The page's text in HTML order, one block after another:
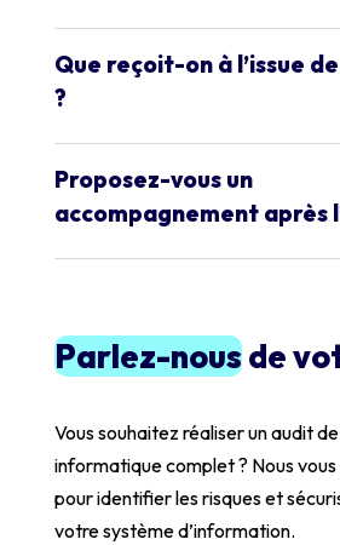
Que reçoit-on à l’issue
?
Proposez-vous un
accompagnement après
Parlez-nousde
Vous souhaitez réaliser un audit
informatique complet ? Nous
pour identifier les risques et
votre système d’information.